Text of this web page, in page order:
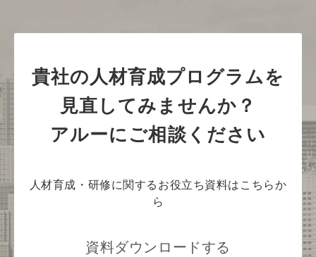
貴社の人材育成プログラムを
見直してみませんか？
アルーにご相談ください
人材育成・研修に関するお役立ち資料はこちらか
ら
資料ダウンロードする